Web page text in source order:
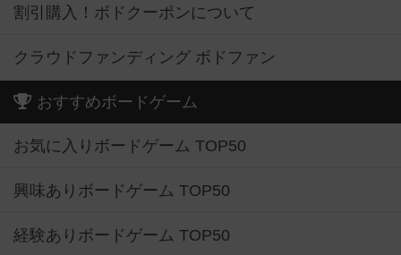
割引購入！ボドクーポンについて
クラウドファンディング ボドファン
おすすめボードゲーム
お気に入りボードゲーム TOP50
興味ありボードゲーム TOP50
経験ありボードゲーム TOP50